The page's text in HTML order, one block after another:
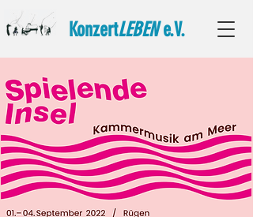
KonzertLEBENe.V.